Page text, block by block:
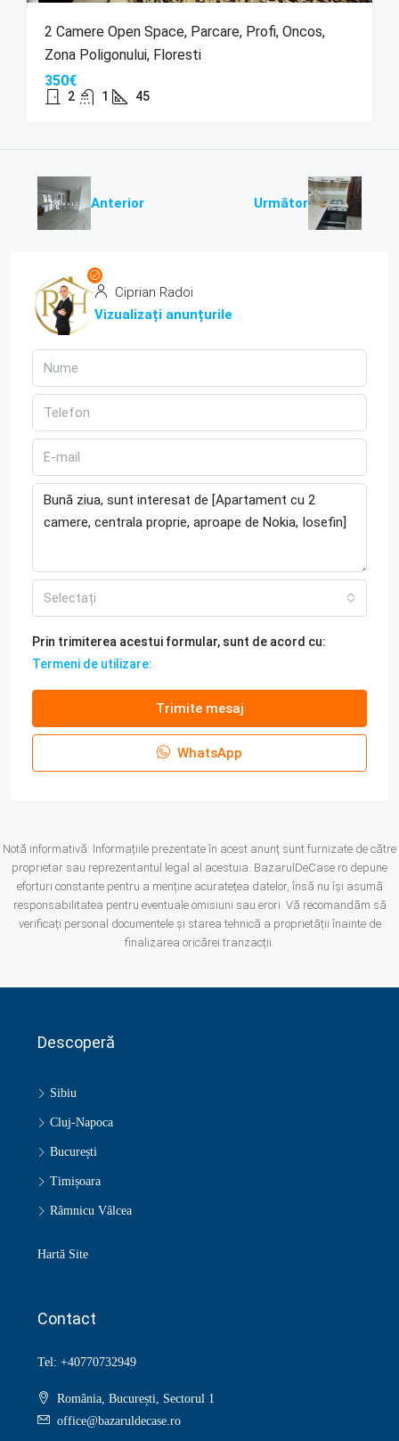
2 Camere Open Space, Parcare, Profi, Oncos,
Zona Poligonului, Floresti
350€
2 1 45
Anterior Următor
Ciprian Radoi
Vizualizați anunțurile
Selectați
Prin trimiterea acestui formular, sunt de acord cu:
Termeni de utilizare:
Trimite mesaj
WhatsApp
Notă informativă: Informațiile prezentate în acest anunț sunt furnizate de către
proprietar sau reprezentantul legal al acestuia. BazarulDeCase.ro depune
eforturi constante pentru a menține acuratețea datelor, însă nu își asumă
responsabilitatea pentru eventuale omisiuni sau erori. Vă recomandăm să
verificați personal documentele și starea tehnică a proprietății înainte de
finalizarea oricărei tranzacții.
Descoperă
Sibiu
Cluj-Napoca
București
Timișoara
Râmnicu Vâlcea
Hartă Site
Contact
Tel: +40770732949
România, București, Sectorul 1
office@bazaruldecase.ro